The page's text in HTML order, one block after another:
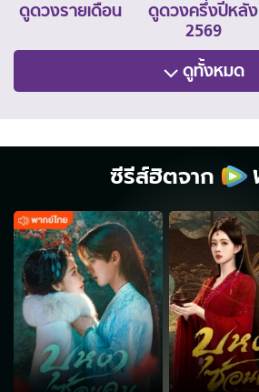
ดูดวงรายเดือน
ดูดวงครึ่งปีหลัง
2569
ดูทั้งหมด
ซีรีส์ฮิตจาก